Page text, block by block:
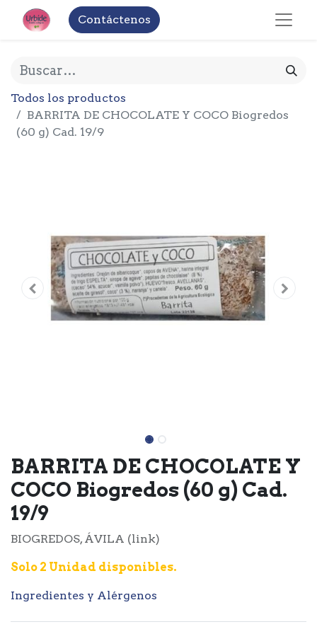
Contáctenos
Todos los productos
BARRITA DE CHOCOLATE Y COCO Biogredos
(60 g) Cad. 19/9
BARRITA DE CHOCOLATE Y
COCO Biogredos (60 g) Cad.
19/9
BIOGREDOS, ÁVILA (link)
Solo 2 Unidad disponibles.
Ingredientes y Alérgenos